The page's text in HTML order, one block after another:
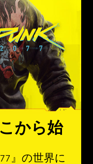
から始
』の世界に